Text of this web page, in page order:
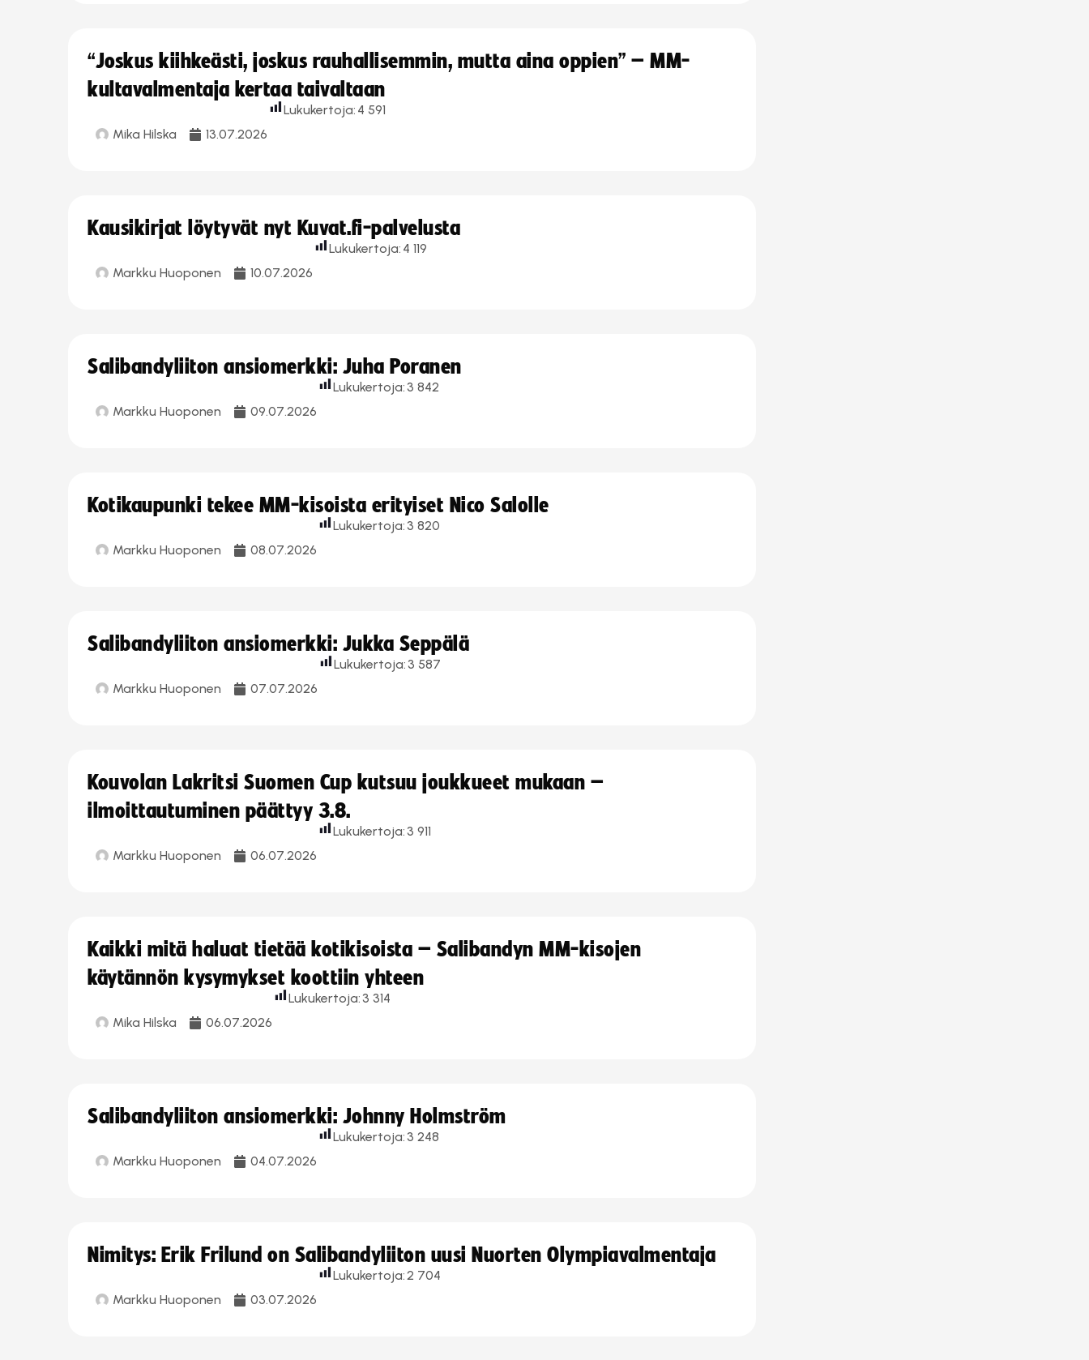
“Joskus kiihkeästi, joskus rauhallisemmin, mutta aina oppien” – MM-
kultavalmentaja kertaa taivaltaan
Mika Hilska 13.07.2026
Lukukertoja: 4 591
Kausikirjat löytyvät nyt Kuvat.fi-palvelusta
Markku Huoponen 10.07.2026
Lukukertoja: 4 119
Salibandyliiton ansiomerkki: Juha Poranen
Markku Huoponen 09.07.2026
Lukukertoja: 3 842
Kotikaupunki tekee MM-kisoista erityiset Nico Salolle
Markku Huoponen 08.07.2026
Lukukertoja: 3 820
Salibandyliiton ansiomerkki: Jukka Seppälä
Markku Huoponen 07.07.2026
Lukukertoja: 3 587
Kouvolan Lakritsi Suomen Cup kutsuu joukkueet mukaan –
ilmoittautuminen päättyy 3.8.
Markku Huoponen 06.07.2026
Lukukertoja: 3 911
Kaikki mitä haluat tietää kotikisoista – Salibandyn MM-kisojen
käytännön kysymykset koottiin yhteen
Mika Hilska 06.07.2026
Lukukertoja: 3 314
Salibandyliiton ansiomerkki: Johnny Holmström
Markku Huoponen 04.07.2026
Lukukertoja: 3 248
Nimitys: Erik Frilund on Salibandyliiton uusi Nuorten Olympiavalmentaja
Markku Huoponen 03.07.2026
Lukukertoja:2 704